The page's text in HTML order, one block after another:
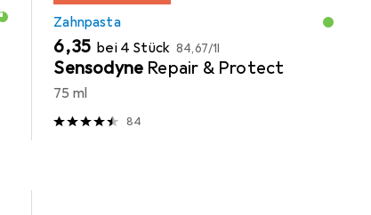
Zahnpasta
EUR
6,35 bei 4 Stück EUR
84,67/1l
Sensodyne Repair & Protect
75 ml
84